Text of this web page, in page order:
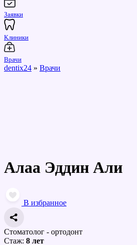
Заявки
Клиники
Врачи
dentix24 » Врачи
Алаа Эддин Али
В избранное
Стоматолог - ортодонт
Стаж: 8 лет